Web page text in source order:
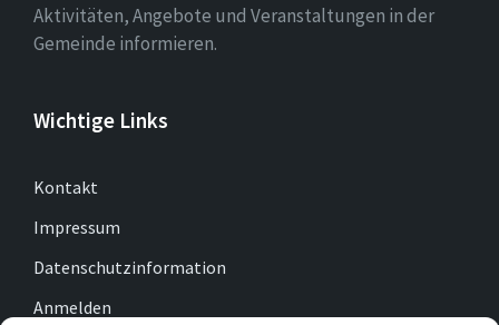
Aktivitäten, Angebote und Veranstaltungen in der
Gemeinde informieren.
Wichtige Links
Kontakt
Impressum
Datenschutzinformation
Anmelden